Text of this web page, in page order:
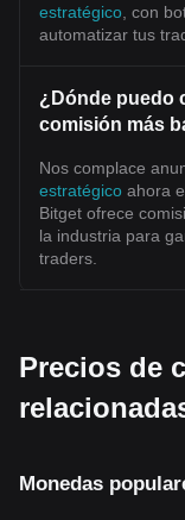
estratégico , con
automatizar tus
¿Dónde puedo
comisión más
Nos complace
estratégico ahora
Bitget ofrece
la industria para
traders.
Precios de
Monedas